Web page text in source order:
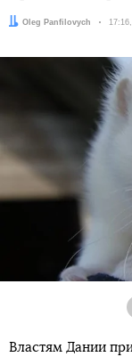
Автор:
Oleg Panfilovych Дата:
Властям Дании